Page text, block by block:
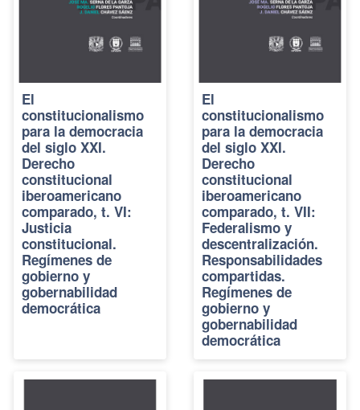
El
constitucionalismo
para la democracia
del siglo XXI.
Derecho
constitucional
iberoamericano
comparado, t. VI:
Justicia
constitucional.
Regímenes de
gobierno y
gobernabilidad
democrática
El
constitucionalismo
para la democracia
del siglo XXI.
Derecho
constitucional
iberoamericano
comparado, t. VII:
Federalismo y
descentralización.
Responsabilidades
compartidas.
Regímenes de
gobierno y
gobernabilidad
democrática